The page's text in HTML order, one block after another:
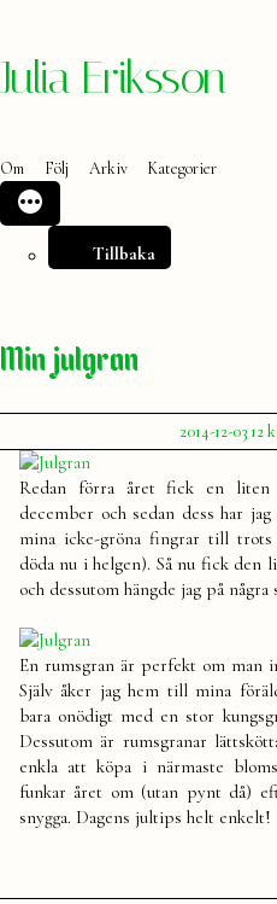
Hoppa
Julia Eriksson
Om Följ Arkiv Kategorier
Tillbaka
Min julgran
Publicerat
av
Julia
2014-12-03 12
Redan förra året fick en
december och sedan dess har
mina icke-gröna fingrar till trots
döda nu i helgen). Så nu fick den
och dessutom hängde jag på
En rumsgran är perfekt om man
Själv åker jag hem till mina
bara onödigt med en stor
Dessutom är rumsgranar
enkla att köpa i närmaste
funkar året om (utan pynt då)
snygga. Dagens jultips helt enkelt!